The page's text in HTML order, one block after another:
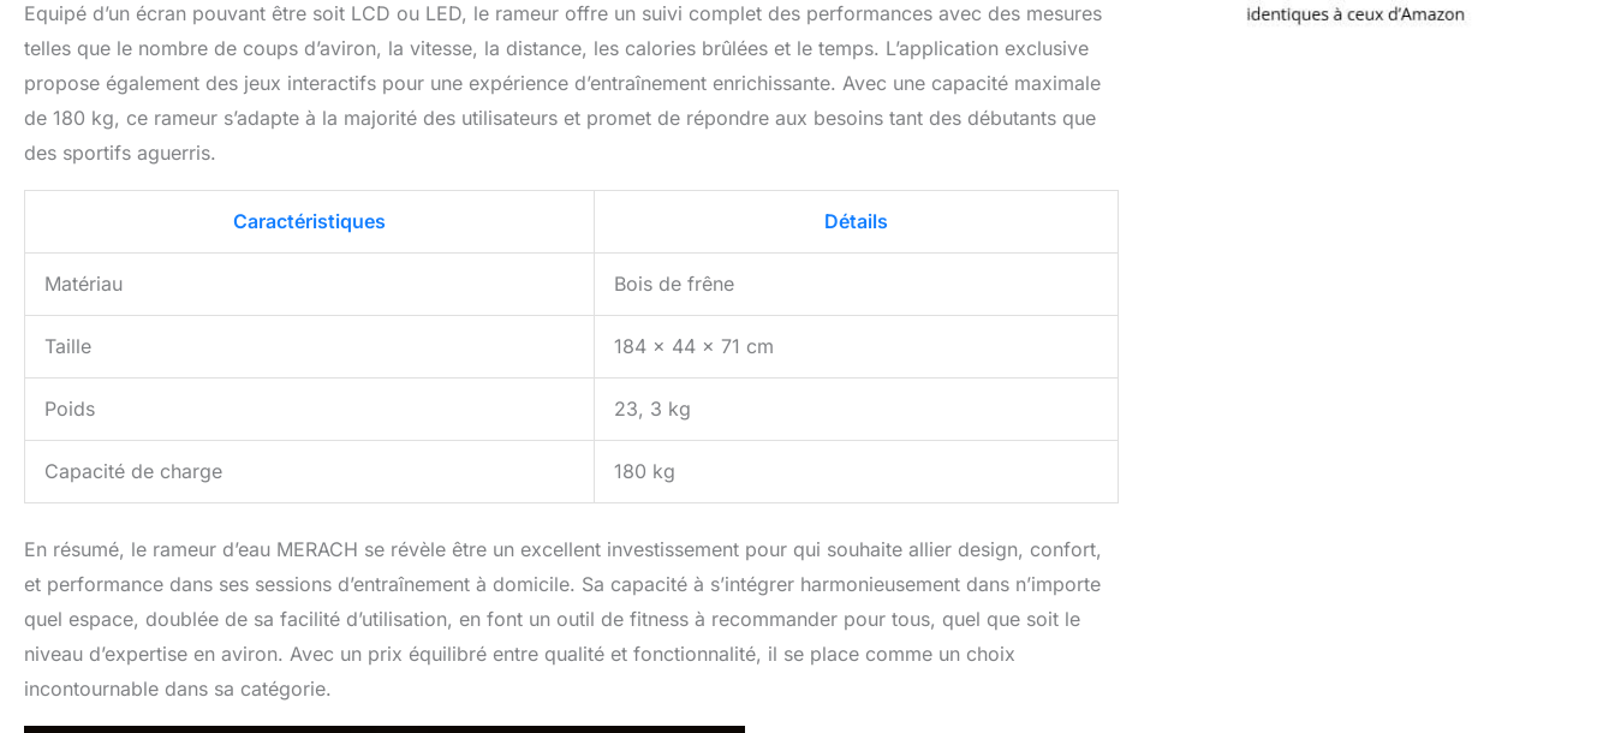
Equipé d’un écran pouvant être soit LCD ou LED, le rameur offre un suivi complet des performances avec des mesures
telles que le nombre de coups d’aviron, la vitesse, la distance, les calories brûlées et le temps. L’application exclusive
propose également des jeux interactifs pour une expérience d’entraînement enrichissante. Avec une capacité maximale
de 180 kg, ce rameur s’adapte à la majorité des utilisateurs et promet de répondre aux besoins tant des débutants que
des sportifs aguerris.
Caractéristiques Détails
Matériau Bois de frêne
Taille 184 x 44 x 71 cm
Poids 23, 3 kg
Capacité de charge 180 kg
En résumé, le rameur d’eau MERACH se révèle être un excellent investissement pour qui souhaite allier design, confort,
et performance dans ses sessions d’entraînement à domicile. Sa capacité à s’intégrer harmonieusement dans n’importe
quel espace, doublée de sa facilité d’utilisation, en font un outil de fitness à recommander pour tous, quel que soit le
niveau d’expertise en aviron. Avec un prix équilibré entre qualité et fonctionnalité, il se place comme un choix
incontournable dans sa catégorie.